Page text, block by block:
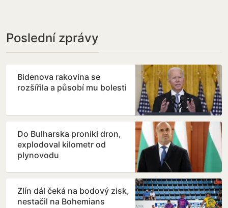
Poslední zprávy
Bidenova rakovina se
rozšířila a působí mu bolesti
Do Bulharska pronikl dron,
explodoval kilometr od
plynovodu
Zlín dál čeká na bodový zisk,
nestačil na Bohemians